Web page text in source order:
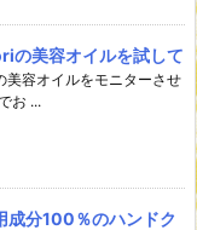
の美容オイルを試して
容オイルをモニターさせ
お ...
成分100％のハンドク